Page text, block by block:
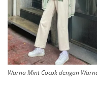
Warna Mint Cocok dengan